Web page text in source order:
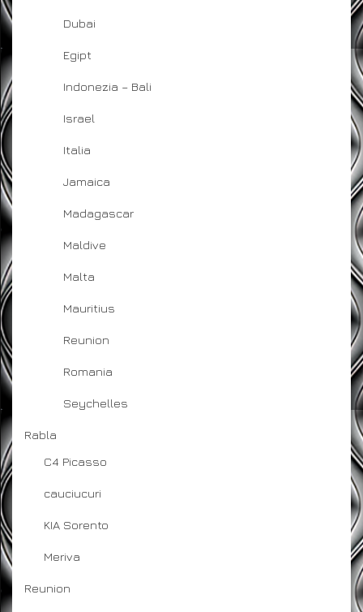
Dubai
Egipt
Indonezia – Bali
Israel
Italia
Jamaica
Madagascar
Maldive
Malta
Mauritius
Reunion
Romania
Seychelles
Rabla
C4 Picasso
cauciucuri
KIA Sorento
Meriva
Reunion